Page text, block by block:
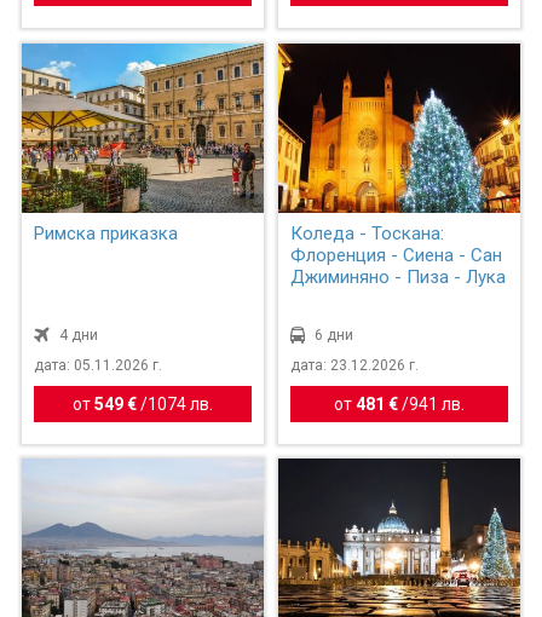
Римска приказка
4 дни
дата: 05.11.2026 г.
от549 € / 1074 лв.
Коледа - Тоскана:
Флоренция - Сиена - Сан
Джиминяно - Пиза - Лука
6 дни
дата: 23.12.2026 г.
от481 €/941 лв.